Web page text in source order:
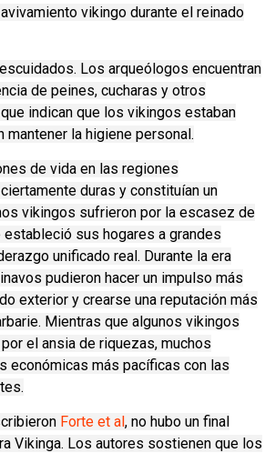
vikingo durante el reinado
Los arqueólogos encuentran
de peines, cucharas y otros
indican que los vikingos estaban
mantener la higiene personal.
de vida en las regiones
duras y constituían un
vikingos sufrieron por la escasez de
sus hogares a grandes
unificado real. Durante la era
pudieron hacer un impulso más
exterior y crearse una reputación más
Mientras que algunos vikingos
el ansia de riquezas, muchos
económicas más pacíficas con las
Forte et al, no hubo un final
Vikinga. Los autores sostienen que los